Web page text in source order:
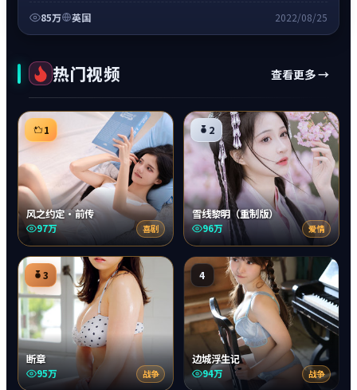
85万 英国 2022/08/25
热门视频 查看更多 →
1
风之约定·前传
97万 喜剧
2
雪线黎明（重制版）
96万 爱情
3
断章
95万 战争
4
边城浮生记
94万 战争